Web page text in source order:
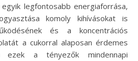
legfontosabb energiaforrása,
komoly kihívásokat is
és a koncentrációs
a cukorral alaposan érdemes
ezek a tényezők mindennapi